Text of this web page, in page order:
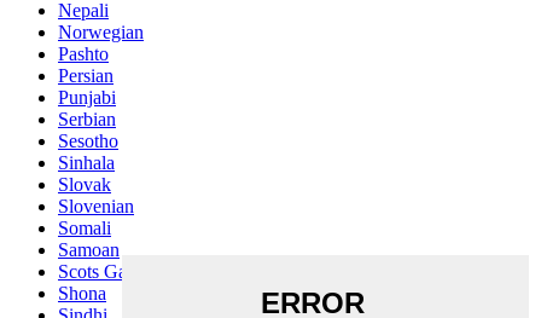
Nepali
Norwegian
Pashto
Persian
Punjabi
Serbian
Sesotho
Sinhala
Slovak
Slovenian
Somali
Samoan
Scots Gaelic
Shona